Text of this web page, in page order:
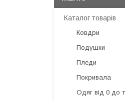
Каталог товарів
Ковдри
Подушки
Пледи
Покривала
Одяг від 0 до